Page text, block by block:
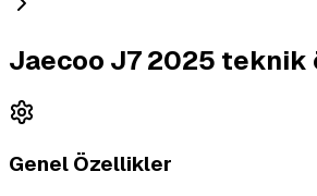
Jaecoo J7 2025
Genel Özellikler